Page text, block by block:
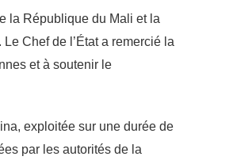
la République du Mali et la
Chef de l’État a remercié la
et à soutenir le
exploitée sur une durée de
par les autorités de la